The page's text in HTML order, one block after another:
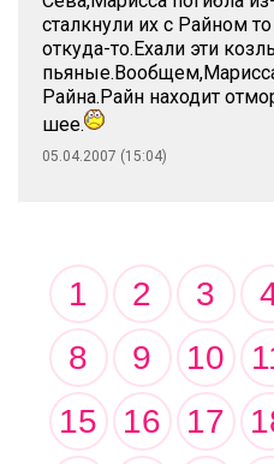
сталкнули их с Райном
откуда-то.Ехали эти
Райна.Райн находит
шее.
05.04.2007 (15:04)
1 2 3
8
9 10
15
16 17